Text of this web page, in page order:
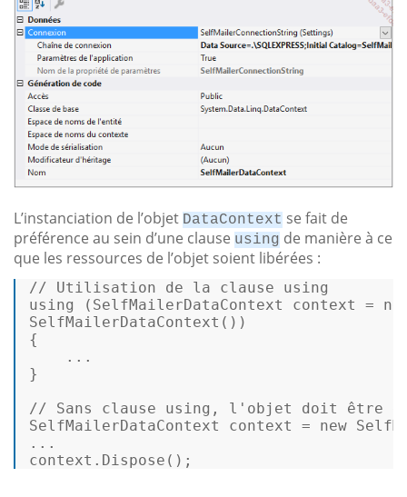
L’instanciation de l’objet DataContext se fait de
préférence au sein d’une clause using de manière à ce
que les ressources de l’objet soient libérées :
// Utilisation de la clause using
using ( SelfMailerDataContext context =
SelfMailerDataContext ())
{
...
}
// Sans clause using, l'objet doit être
SelfMailerDataContext
context = new
...
context.Dispose();